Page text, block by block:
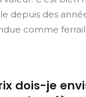
depuis des
comme
dois-je